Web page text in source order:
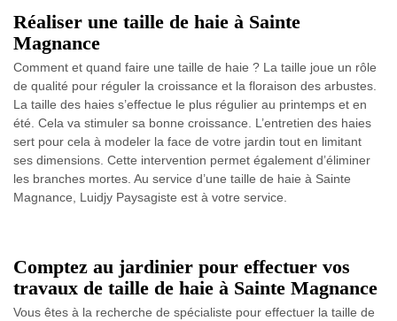
Réaliser une taille de haie à Sainte
Magnance
Comment et quand faire une taille de haie ? ​​La taille joue un rôle
de qualité pour réguler la croissance et la floraison des arbustes.
La taille des haies s’effectue le plus régulier au printemps et en
été. Cela va stimuler sa bonne croissance. L’entretien des haies
sert pour cela à modeler la face de votre jardin tout en limitant
ses dimensions. Cette intervention permet également d’éliminer
les branches mortes. Au service d’une taille de haie à Sainte
Magnance, Luidjy Paysagiste est à votre service.
Comptez au jardinier pour effectuer vos
travaux de taille de haie à Sainte Magnance
Vous êtes à la recherche de spécialiste pour effectuer la taille de